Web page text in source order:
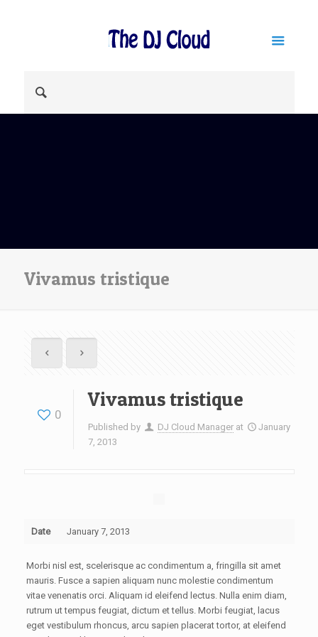
Vivamus tristique
0
Vivamus tristique
Published by DJ Cloud Manager at
January
7, 2013
Date January 7, 2013
Morbi nisl est, scelerisque ac condimentum a, fringilla sit amet
mauris. Fusce a sapien aliquam nunc molestie condimentum
vitae venenatis orci. Aliquam id eleifend lectus. Nulla enim diam,
rutrum ut tempus feugiat, dictum et tellus. Morbi feugiat, lacus
eget vestibulum rhoncus, arcu sapien placerat tortor, at eleifend